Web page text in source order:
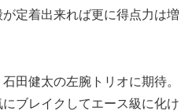
定着出来れば更に得点力は増
田健太の左腕トリオに期待。
ブレイクしてエース級に化け